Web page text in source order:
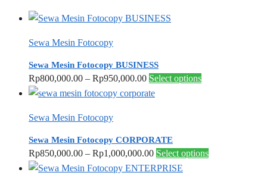
Sewa Mesin Fotocopy
Sewa Mesin Fotocopy BUSINESS
Rp800,000.00 – Rp950,000.00Price
range:
Rp950,000.00
Select optionsThis
The
Sewa Mesin Fotocopy
Sewa Mesin Fotocopy CORPORATE
Rp850,000.00 – Rp1,000,000.00Price
range:
Select optionsThis